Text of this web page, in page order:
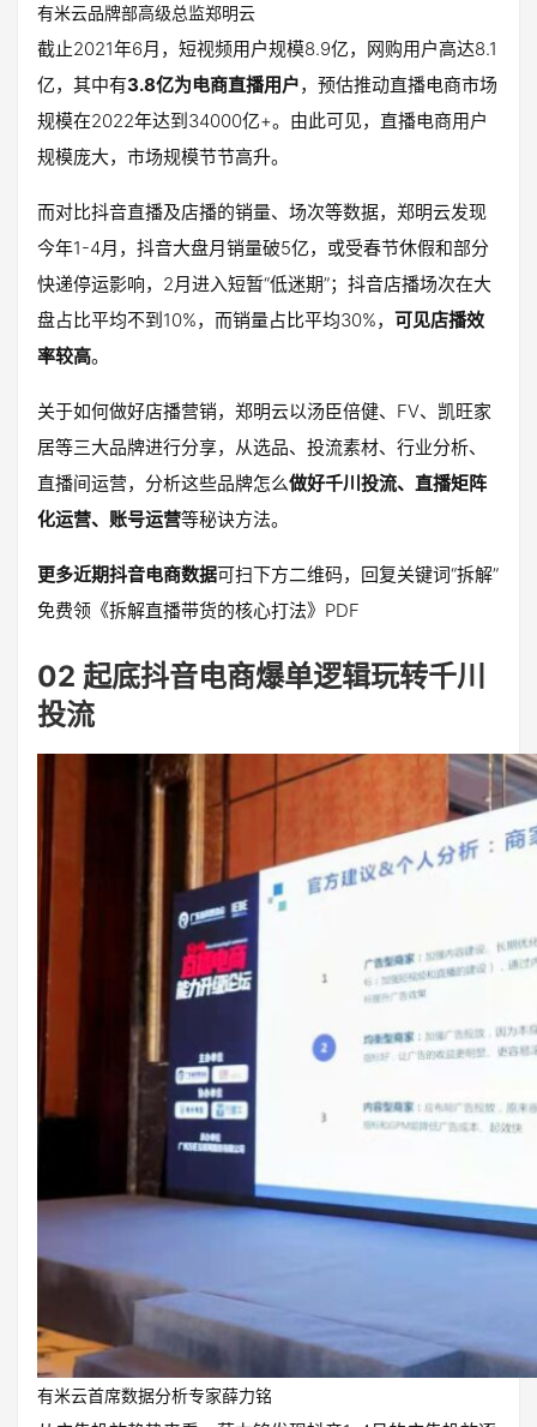
有米云品牌部高级总监郑明云
截止2021年6月，短视频用户规模8.9亿，网购用户高达8.1
亿，其中有3.8亿为电商直播用户，预估推动直播电商市场
规模在2022年达到34000亿+。由此可见，直播电商用户
规模庞大，市场规模节节高升。
而对比抖音直播及店播的销量、场次等数据，郑明云发现
今年1-4月，抖音大盘月销量破5亿，或受春节休假和部分
快递停运影响，2月进入短暂“低迷期”；抖音店播场次在大
盘占比平均不到10%，而销量占比平均30%， 可见店播效
率较高。
关于如何做好店播营销，郑明云以汤臣倍健、FV、凯旺家
居等三大品牌进行分享，从选品、投流素材、行业分析、
直播间运营，分析这些品牌怎么做好千川投流、直播矩阵
化运营、账号运营等秘诀方法。
更多近期抖音电商数据可扫下方二维码，回复关键词“拆解”
免费领《拆解直播带货的核心打法》PDF
02 起底抖音电商爆单逻辑玩转千川
投流
有米云首席数据分析专家薛力铭